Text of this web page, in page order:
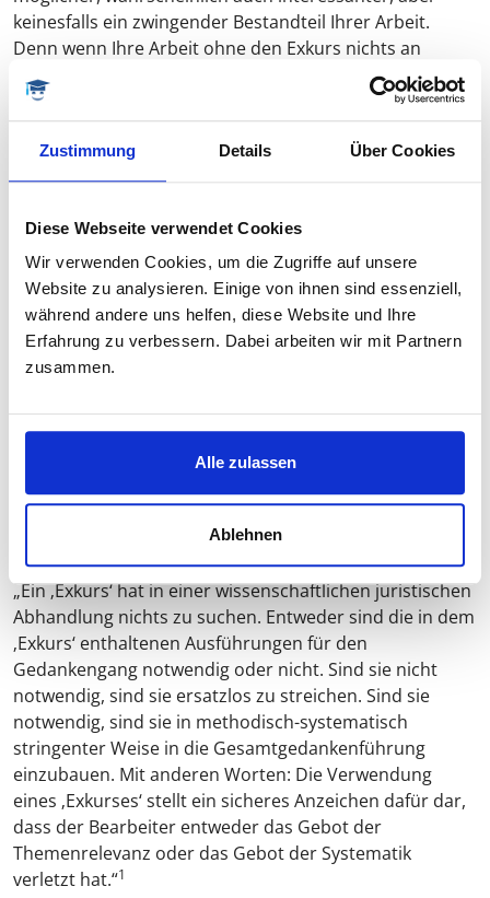
Zustimmung Details Über Cookies
Diese Webseite verwendet Cookies
Wir verwenden Cookies, um die Zugriffe auf unsere
Website zu analysieren. Einige von ihnen sind essenziell,
während andere uns helfen, diese Website und Ihre
Erfahrung zu verbessern. Dabei arbeiten wir mit Partnern
zusammen.
Alle zulassen
Ablehnen
keinesfalls ein zwingender Bestandteil Ihrer Arbeit.
Denn wenn Ihre Arbeit ohne den Exkurs nichts an
Substanz verliert, ist dies ein Indiz dafür, dass es sich
um keinen notwendigen Bestandteil der Arbeit handelt.
In diesem Fall könnten Sie sich – allein schon aus
arbeitsökonomischen Gründen – die Arbeit erleichtern,
indem Sie auf den Exkurs einfach verzichten. Der
Wahrscheinlichkeit Arbeit genug.
Was sagen Betreuende zu Exkursen in
Dissertationen?
Zentral ist für viele Betreuende die Frage, ob der Exkurs
Eine rigorose Schlussfolgerung hieraus zieht der
Rechtswissenschaftler Prof. Dr. Schöne von der
Anforderungen“ einer juristischen Promotion schreibt:
„Ein ‚Exkurs‘ hat in einer wissenschaftlichen juristischen
Abhandlung nichts zu suchen. Entweder sind die in dem
‚Exkurs‘ enthaltenen Ausführungen für den
Gedankengang notwendig oder nicht. Sind sie nicht
notwendig, sind sie ersatzlos zu streichen. Sind sie
notwendig, sind sie in methodisch-systematisch
stringenter Weise in die Gesamtgedankenführung
einzubauen. Mit anderen Worten: Die Verwendung
eines ‚Exkurses‘ stellt ein sicheres Anzeichen dafür dar,
dass der Bearbeiter entweder das Gebot der
Themenrelevanz oder das Gebot der Systematik
verletzt hat.“1